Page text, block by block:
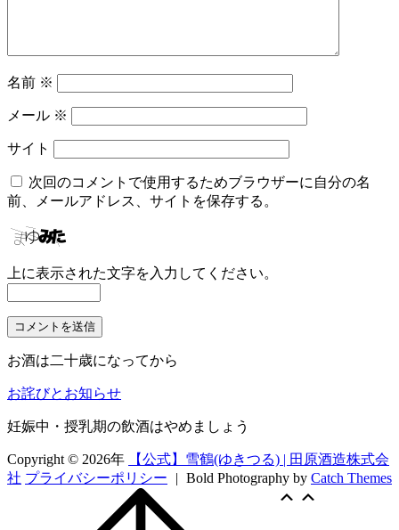
名前 ※
メール ※
サイト
次回のコメントで使用するためブラウザーに自分の名
前、メールアドレス、サイトを保存する。
上に表示された文字を入力してください。
お酒は二十歳になってから
お詫びとお知らせ
妊娠中・授乳期の飲酒はやめましょう
Copyright © 2026年
【公式】雪鶴(ゆきつる) | 田原酒造株式会
社 プライバシーポリシー | Bold Photography by Catch Themes
上
Scroll